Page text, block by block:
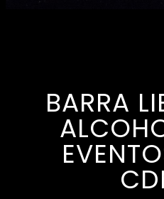
BARRA